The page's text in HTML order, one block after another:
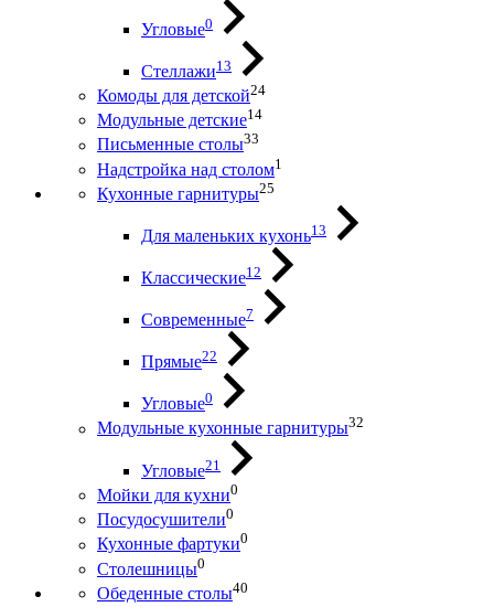
Угловые0
Стеллажи13
Комоды для детской24
Модульные детские14
Письменные столы33
Надстройка над столом1
Кухонные гарнитуры25
Для маленьких кухонь13
Классические12
Современные7
Прямые22
Угловые0
Модульные кухонные гарнитуры32
Угловые21
Мойки для кухни0
Посудосушители0
Кухонные фартуки0
Столешницы0
Обеденные столы40